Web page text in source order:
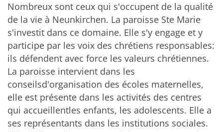
Nombreux sont ceux qui s'occupent de la qualité
de la vie à Neunkirchen. La paroisse Ste Marie
s'investit dans ce domaine. Elle s'y engage et y
participe par les voix des chrétiens responsables:
ils défendent avec force les valeurs chrétiennes.
La paroisse intervient dans les
conseilsd'organisation des écoles maternelles,
elle est présente dans les activités des centres
qui accueillentles enfants, les adolescents. Elle a
ses représentants dans les institutions sociales.